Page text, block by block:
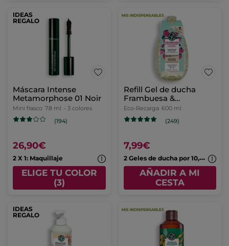
IDEAS
REGALO
Máscara Intense
Metamorphose 01 Noir
Mini frasco 7.8 ml - 3 colores
(194)
26,90€
2 X 1: Maquillaje
ELIGE TU COLOR
(3)
Refill Gel de ducha
Frambuesa &
Hierbabuena
Eco-Recarga 600 ml
(249)
7,99€
2
Geles de ducha por 10,99€
AÑADIR A MI
CESTA
IDEAS
REGALO